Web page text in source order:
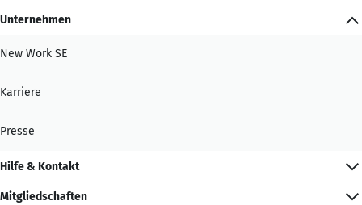
Unternehmen
New Work SE
Karriere
Presse
Hilfe & Kontakt
Mitgliedschaften